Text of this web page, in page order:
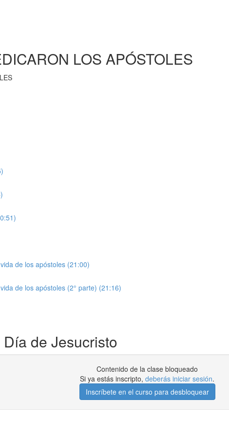
LOS APÓSTOLES
de los apóstoles (21:00)
de los apóstoles (2° parte) (21:16)
de Jesucristo
Contenido de la clase bloqueado
Si ya estás inscripto, deberás iniciar sesión.
Inscríbete en el curso para desbloquear